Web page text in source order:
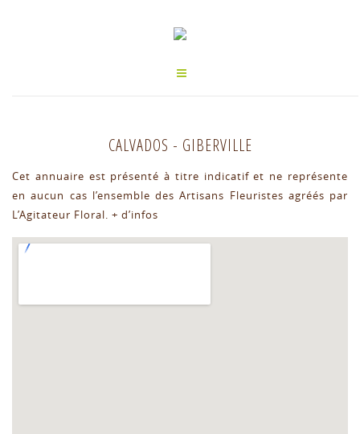
CALVADOS - GIBERVILLE
Cet annuaire est présenté à titre indicatif et ne représente
en aucun cas l’ensemble des Artisans Fleuristes agréés par
L’Agitateur Floral. + d’infos